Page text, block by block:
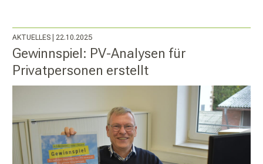
AKTUELLES | 22.10.2025
Gewinnspiel: PV-Analysen für
Privatpersonen erstellt